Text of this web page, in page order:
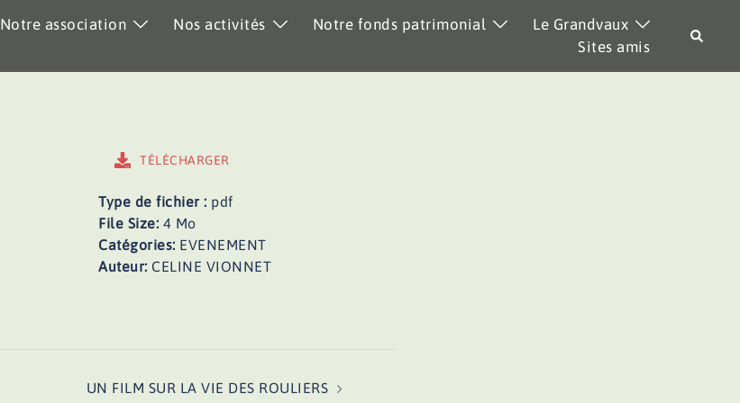
Notre association Nos activités Notre fonds patrimonial
Le Grandvaux
Sites amis
TÉLÉCHARGER
Type de fichier : pdf
File Size: 4 Mo
Catégories: EVENEMENT
Auteur: CELINE VIONNET
UN FILM SUR LA VIE DES ROULIERS